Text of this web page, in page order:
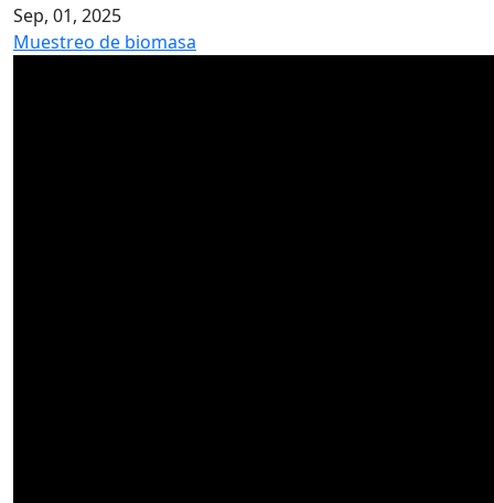
Sep, 01, 2025
Muestreo de biomasa